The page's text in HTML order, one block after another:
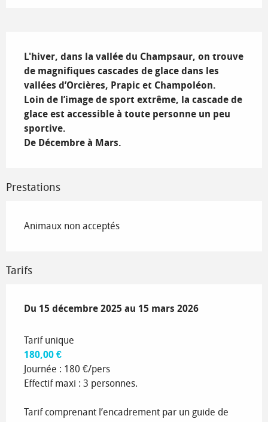
L'hiver, dans la vallée du Champsaur, on trouve
de magnifiques cascades de glace dans les
vallées d’Orcières, Prapic et Champoléon.
Loin de l’image de sport extrême, la cascade de
glace est accessible à toute personne un peu
sportive.
De Décembre à Mars.
Prestations
Animaux non acceptés
Tarifs
Du 15 décembre 2025 au 15 mars 2026
Du 15 décembre 2025 au 15 mars 2026
Tarif unique
180,00 €
Journée : 180 €/pers
Effectif maxi : 3 personnes.
Tarif comprenant l’encadrement par un guide de